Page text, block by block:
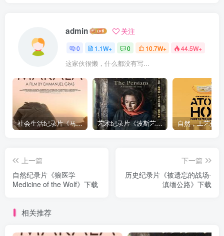
admin 关注
0 1.1W+ 0 10.7W+ 44.5W+
这家伙很懒，什么都没有写...
社会生活纪录片《马加拉 Makala》下载 艺术纪录片《波斯艺术 Art of Persia》下载
上一篇
自然纪录片《狼医学
Medicine of the Wolf》下载
下一篇
历史纪录片《被遗忘的战场-
滇缅公路》下载
相关推荐